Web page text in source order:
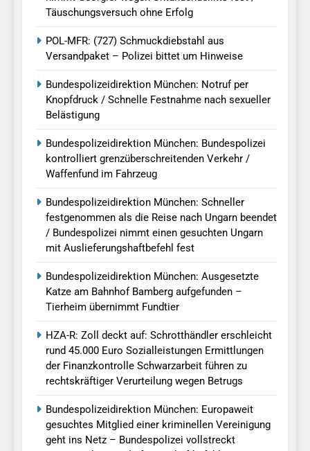
Täuschungsversuch ohne Erfolg
POL-MFR: (727) Schmuckdiebstahl aus
Versandpaket – Polizei bittet um Hinweise
Bundespolizeidirektion München: Notruf per
Knopfdruck / Schnelle Festnahme nach sexueller
Belästigung
Bundespolizeidirektion München: Bundespolizei
kontrolliert grenzüberschreitenden Verkehr /
Waffenfund im Fahrzeug
Bundespolizeidirektion München: Schneller
festgenommen als die Reise nach Ungarn beendet
/ Bundespolizei nimmt einen gesuchten Ungarn
mit Auslieferungshaftbefehl fest
Bundespolizeidirektion München: Ausgesetzte
Katze am Bahnhof Bamberg aufgefunden –
Tierheim übernimmt Fundtier
HZA-R: Zoll deckt auf: Schrotthändler erschleicht
rund 45.000 Euro Sozialleistungen Ermittlungen
der Finanzkontrolle Schwarzarbeit führen zu
rechtskräftiger Verurteilung wegen Betrugs
Bundespolizeidirektion München: Europaweit
gesuchtes Mitglied einer kriminellen Vereinigung
geht ins Netz – Bundespolizei vollstreckt